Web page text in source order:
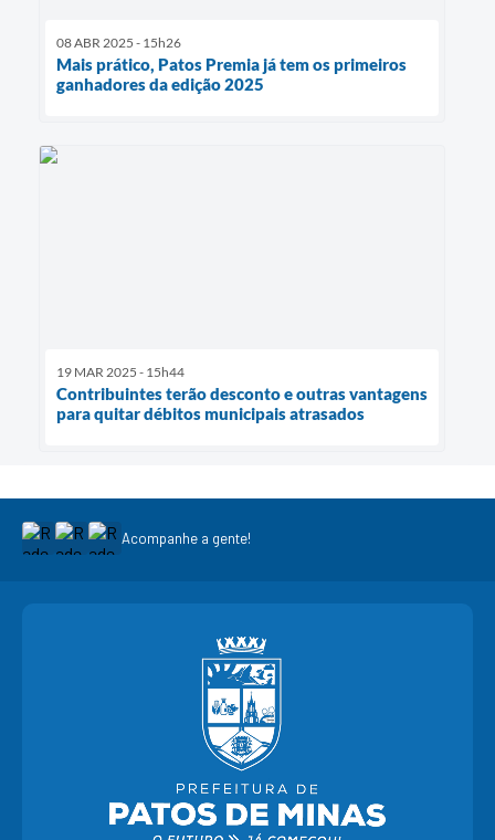
08 ABR 2025 - 15h26
Mais prático, Patos Premia já tem os primeiros
ganhadores da edição 2025
19 MAR 2025 - 15h44
Contribuintes terão desconto e outras vantagens
para quitar débitos municipais atrasados
Acompanhe a gente!